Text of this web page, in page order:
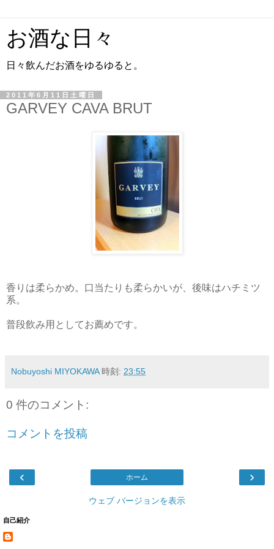
お酒な日々
日々飲んだお酒をゆるゆると。
2011年6月11日土曜日
GARVEY CAVA BRUT
香りは柔らかめ。口当たりも柔らかいが、後味はハチミツ
系。
普段飲み用としてお薦めです。
Nobuyoshi MIYOKAWA 時刻: 23:55
0 件のコメント:
コメントを投稿
‹ ›
ホーム
ウェブ バージョンを表示
自己紹介